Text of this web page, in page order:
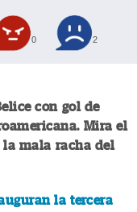
0 2
con gol de
Mira el
la mala racha del
la tercera